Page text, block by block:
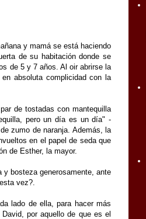
y mamá se está haciendo
de su habitación donde se
de 5 y 7 años. Al oir abrirse la
absoluta complicidad con la
de tostadas con mantequilla
pero un día es un día" -
zumo de naranja. Además, la
en el papel de seda que
de Esther, la mayor.
y bosteza generosamente, ante
vez?.
lado de ella, para hacer más
por aquello de que es el